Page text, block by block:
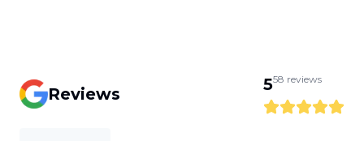
Reviews 558 reviews